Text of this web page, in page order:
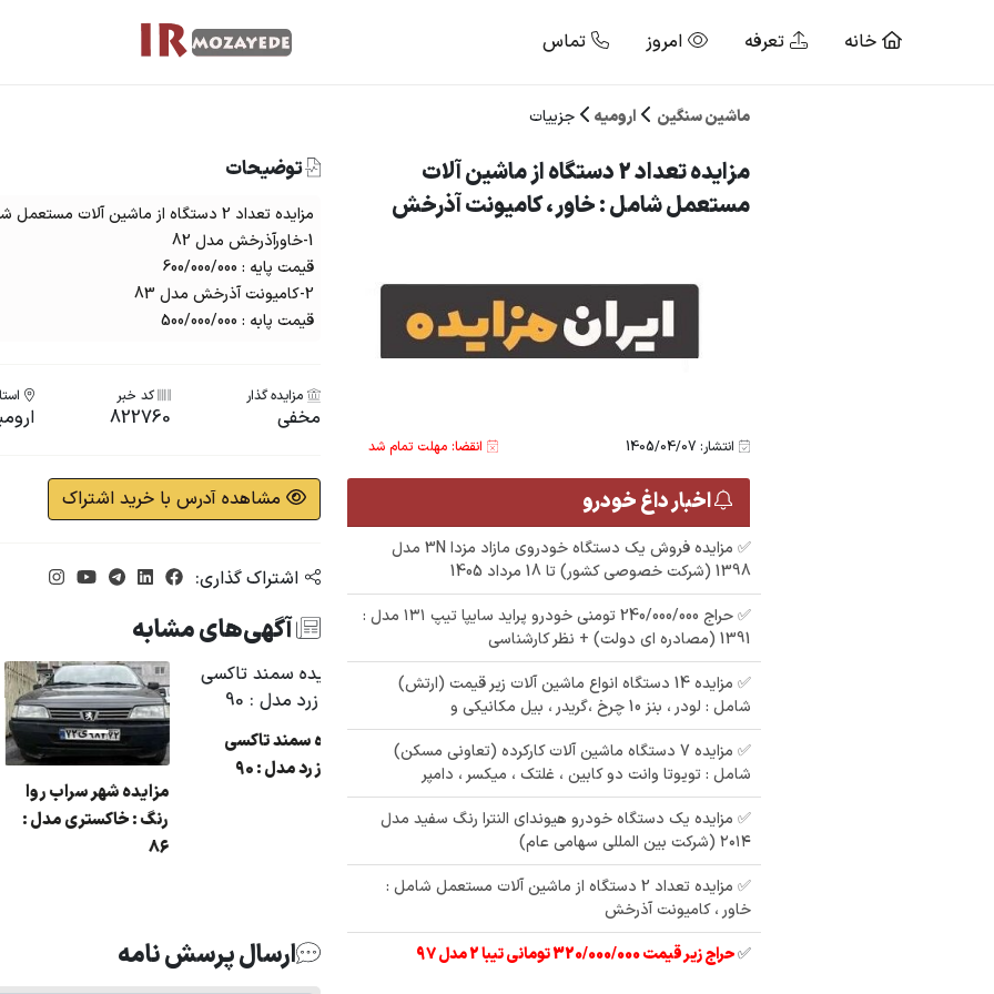
خانه تعرفه امروز تماس
ماشین سنگین ارومیه جزییات
مزایده تعداد 2 دستگاه از ماشین آلات
مستعمل شامل : خاور ، کامیونت آذرخش
انتشار: 1405/04/07 انقضا: مهلت تمام شد
اخبار داغ خودرو
✅ مزایده فروش یک دستگاه خودروی مازاد مزدا 3N مدل
1398 (شرکت خصوصی کشور) تا 18 مرداد 1405
✅ حراج 240/000/000 تومنی خودرو پراید سایپا تیپ ۱۳۱ مدل :
1391 (مصادره ای دولت) + نظر کارشناسی
✅ مزایده 14 دستگاه انواع ماشین آلات زیر قیمت (ارتش)
شامل : لودر ، بنز 10 چرخ ،گریدر ، بیل مکانیکی و
✅ مزایده 7 دستگاه ماشین آلات کارکرده (تعاونی مسکن)
شامل : تویوتا وانت دو کابین ، غلتک ، میکسر ، دامپر
✅ مزایده یک دستگاه خودرو هیوندای النترا رنگ سفید مدل
۲۰۱۴ (شرکت بین المللی سهامی عام)
✅ مزایده تعداد 2 دستگاه از ماشین آلات مستعمل شامل :
خاور ، کامیونت آذرخش
✅حراج زیر قیمت 320/000/000 تومانی تیبا 2 مدل 97
توضیحات
مزایده تعداد 2 دستگاه از ماشین آلات مستعمل شامل :
1-خاورآذرخش مدل 82
قیمت پایه : 600/000/000
2-کامیونت آذرخش مدل 83
قیمت پابه : 500/000/000
مزایده گذار
مخفی
کد خبر
822760
مشاهده آدرس با خرید اشتراک
اشتراک گذاری:
آگهی‌های مشابه
مزایده شهر
رنگ : خاکستری
مزایده سمند تاکسی
رنگ : زرد مدل : 90
مزایده سمند تاکسی
رنگ : زرد مدل : 90
مزایده یک دستگاه
خودرو سواری پژو پارس
مدل 1387
مزایده پژو405تیپ :
جی ال ایکس ای مدل
1383: - رنگ:مشکی
ارسال پرسش نامه